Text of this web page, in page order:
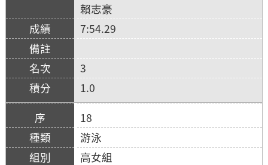
賴志豪
7:54.29
3
1.0
18
游泳
高女組